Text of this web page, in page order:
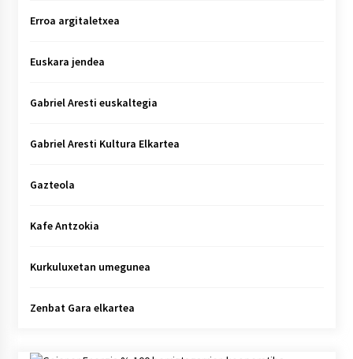
Erroa argitaletxea
Euskara jendea
Gabriel Aresti euskaltegia
Gabriel Aresti Kultura Elkartea
Gazteola
Kafe Antzokia
Kurkuluxetan umegunea
Zenbat Gara elkartea